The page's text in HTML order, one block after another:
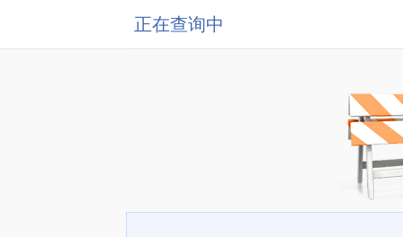
正在查询中